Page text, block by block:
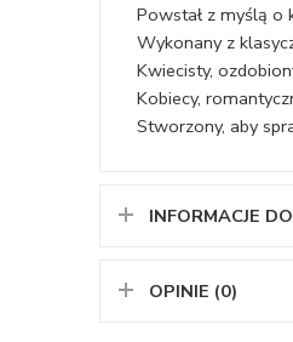
Powstał z myślą o
Wykonany z
Kwiecisty,
Kobiecy,
Stworzony, aby
INFORMACJE
OPINIE (0)